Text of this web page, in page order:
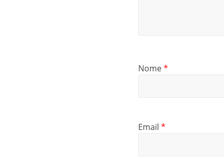
Nome*
Email *